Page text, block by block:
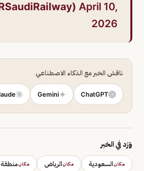
April 10,
2026
ناقش الخبر مع الذكاء الاصطناعي
ChatGPT
Gemini
وَرَد في الخبر
مكانالسعودية مكانالرياض مكان